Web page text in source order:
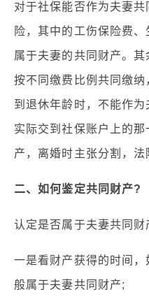
对于社保能否作为夫妻
险，其中的工伤保险费
属于夫妻的共同财产。
按不同缴费比例共同缴
到退休年龄时，不能作
实际交到社保账户上的
产，离婚时主张分割，法
二、如何鉴定共同财产?
认定是否属于夫妻共同财
一是看财产获得的时间
般属于夫妻共同财产;